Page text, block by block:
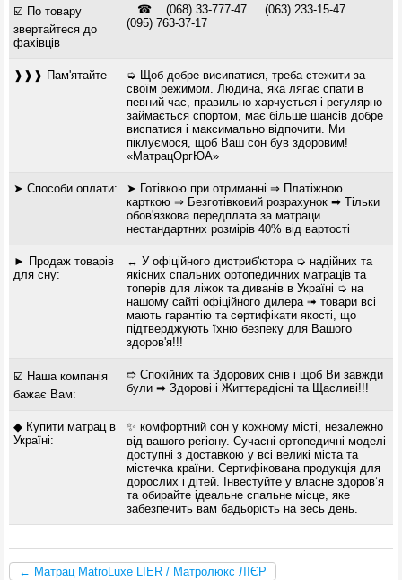
☑️ По товару
звертайтеся до
фахівців
...☎... (068) 33-777-47 ... (063) 233-15-47 ...
(095) 763-37-17
❱❱❱ Пам'ятайте
➭ Щоб добре висипатися, треба стежити за
своїм режимом. Людина, яка лягає спати в
певний час, правильно харчується і регулярно
займається спортом, має більше шансів добре
виспатися і максимально відпочити. Ми
піклуємося, щоб Ваш сон був здоровим!
«МатрацОргЮА»
➤ Способи оплати:
➤ Готівкою при отриманні ⇒ Платіжною
карткою ⇒ Безготівковий розрахунок ➡ Тільки
обов'язкова передплата за матраци
нестандартних розмірів 40% від вартості
► Продаж товарів
для сну:
↔ У офіційного дистриб'ютора ➭ надійних та
якісних спальних ортопедичних матраців та
топерів для ліжок та диванів в Україні ➭ на
нашому сайті офіційного дилера ➟ товари всі
мають гарантію та сертифікати якості, що
підтверджують їхню безпеку для Вашого
здоров'я!!!
☑️ Наша компанія
бажає Вам:
➱ Спокійних та Здорових снів і щоб Ви завжди
були ➡ Здорові і Життєрадісні та Щасливі!!!
◆ Купити матрац в
Україні:
✨ комфортний сон у кожному місті, незалежно
від вашого регіону. Сучасні ортопедичні моделі
доступні з доставкою у всі великі міста та
містечка країни. Сертифікована продукція для
дорослих і дітей. Інвестуйте у власне здоров’я
та обирайте ідеальне спальне місце, яке
забезпечить вам бадьорість на весь день.
← Матрац MatroLuxe LIER / Матролюкс ЛІЄР